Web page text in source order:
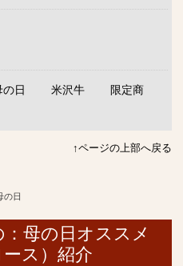
の日 米沢牛
限定商
↑ページの上部へ戻る
の日
母の日オススメ
ス）紹介